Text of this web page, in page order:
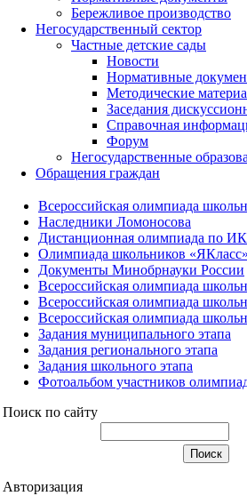
Бережливое производство
Негосударственный сектор
Частные детские сады
Новости
Нормативные
Методические
Заседания
Справочная
Форум
Негосударственные
Обращения граждан
Всероссийская олимпиада
Наследники Ломоносова
Дистанционная олимпиада по
Олимпиада школьников «ЯКласс»
Документы Минобрнауки России
Всероссийская олимпиада
Всероссийская олимпиада
Всероссийская олимпиада
Задания муниципального этапа
Задания регионального этапа
Задания школьного этапа
Фотоальбом участников
Поиск по сайту
Авторизация